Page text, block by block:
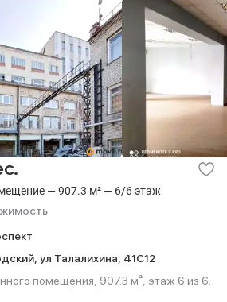
— 907.3 м² — 6/6 этаж
ул Талалихина, 41С12
помещения, 907.3 м², этаж 6 из 6.